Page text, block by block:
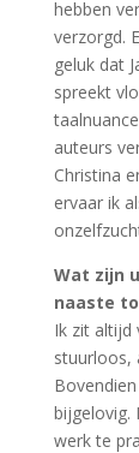
hebben
verzorgd.
geluk dat
spreekt
auteurs
Christina
ervaar ik
Wat zijn
naaste
Ik zit altijd
stuurloos,
bijgelovig.
werk te